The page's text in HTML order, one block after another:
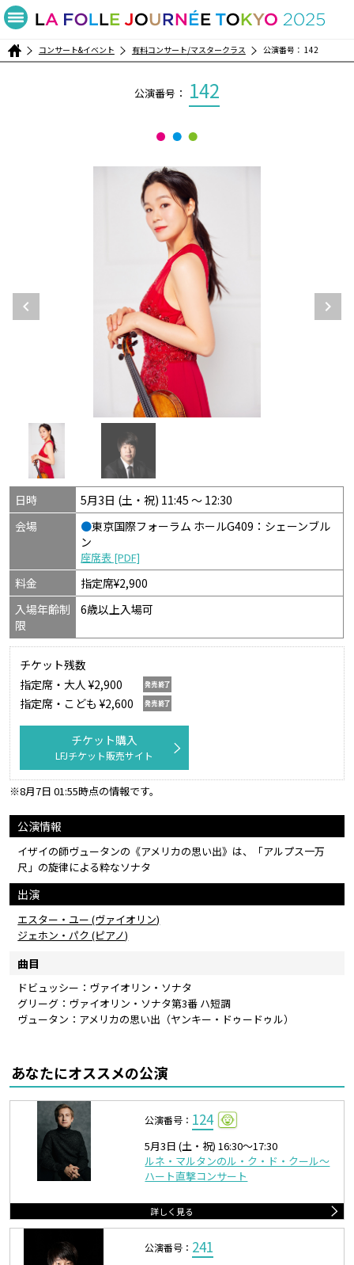
コンサート&イベント 有料コンサート/マスタークラス 公演番号： 142
公演番号： 142
日時
5月3日 (土・祝) 11:45 〜 12:30
会場
●東京国際フォーラム ホールG409：シェーンブル
ン
座席表 [PDF]
料金
指定席¥2,900
入場年齢制
限
6歳以上入場可
チケット残数
指定席・大人 ¥2,900
指定席・こども ¥2,600
チケット購入
LFJチケット販売サイト
※8月7日 01:55時点の情報です。
公演情報
イザイの師ヴュータンの《アメリカの思い出》は、「アルプス一万
尺」の旋律による粋なソナタ
出演
エスター・ユー (ヴァイオリン)
ジェホン・パク (ピアノ)
曲目
ドビュッシー：ヴァイオリン・ソナタ
グリーグ：ヴァイオリン・ソナタ第3番 ハ短調
ヴュータン：アメリカの思い出（ヤンキー・ドゥードゥル）
あなたにオススメの公演
公演番号： 124
5月3日 (土・祝) 16:30〜17:30
ルネ・マルタンのル・ク・ド・クール～
ハート直撃コンサート
詳しく見る
公演番号： 241